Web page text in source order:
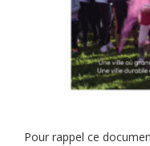
Pour rappel ce